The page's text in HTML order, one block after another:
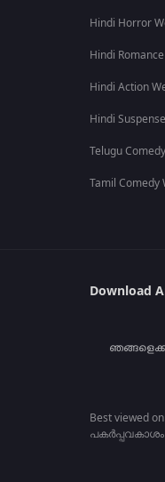
Hindi Horror
Hindi
Hindi Action
Hindi
Telugu
Tamil Comedy
Download
Best viewed